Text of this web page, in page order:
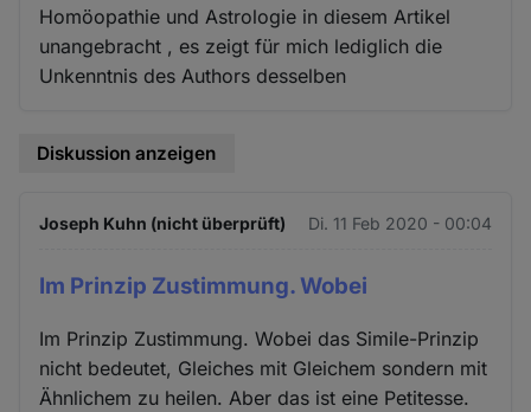
Homöopathie und Astrologie in diesem Artikel
unangebracht , es zeigt für mich lediglich die
Unkenntnis des Authors desselben
Diskussion anzeigen
Joseph Kuhn (nicht überprüft) Di. 11 Feb 2020 - 00:04
Im Prinzip Zustimmung. Wobei
Im Prinzip Zustimmung. Wobei das Simile-Prinzip
nicht bedeutet, Gleiches mit Gleichem sondern mit
Ähnlichem zu heilen. Aber das ist eine Petitesse.